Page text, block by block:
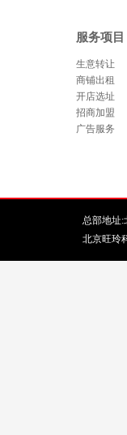
服务项目
生意转让
商铺出租
开店选址
招商加盟
广告服务
总部地址:
北京旺玲